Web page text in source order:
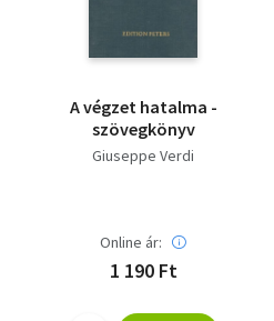
A végzet hatalma -
szövegkönyv
Giuseppe Verdi
Online ár:
1 190 Ft